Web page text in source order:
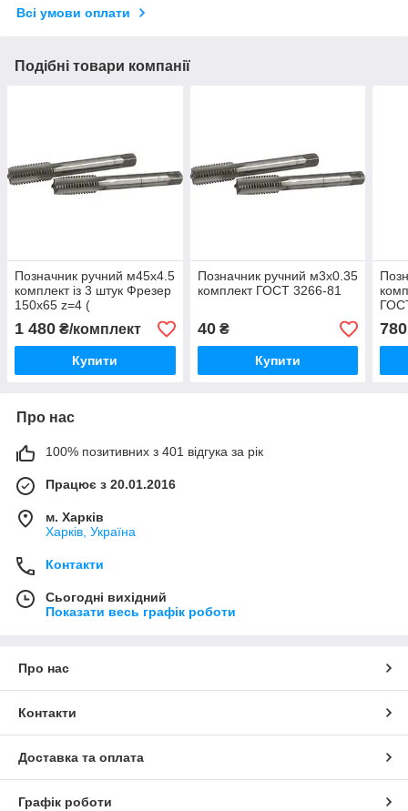
Всі умови оплати
Подібні товари компанії
Позначник ручний м45х4.5
комплект із 3 штук Фрезер
150х65 z=4 (
1 480 ₴/комплект
Купити
Позначник ручний м3х0.35
комплект ГОСТ 3266-81
40₴
Купити
780
Про нас
100% позитивних з 401 відгука за рік
Працює з 20.01.2016
м. Харків
Харків, Україна
Контакти
Сьогодні вихідний
Показати весь графік роботи
Про нас
Контакти
Доставка та оплата
Графік роботи